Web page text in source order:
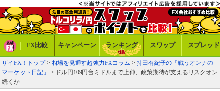
FX比較 キャンペーン ランキング スワップ スプレッド
ザイFX！トップ> 相場を見通す超強力FXコラム > 持田有紀子の「戦うオンナの
マーケット日記」
> ドル円109円台ミドルまで上伸、政策期待が支えるリスクオン
続くか